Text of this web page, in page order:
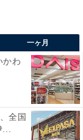
一ヶ月
かわ
全国